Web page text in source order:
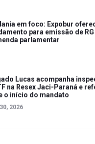
em foco: Expobur
para emissão de
parlamentar
Lucas acompanha
na Resex Jaci-Paraná e
o início do mandato
2026